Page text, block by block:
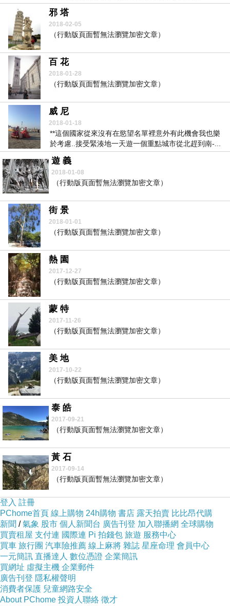
邪 塔
2018-02-05
（行動版頁面暫無法瀏覽加密文章）
百 花
2018-01-28
（行動版頁面暫無法瀏覽加密文章）
威 尼
2018-01-18
**這個國家從來沒有在慾望名單裡意外有此機會我也樂
於考慮..接受緊湊地一天遊一個重點城市從北趕到南-...
遊 義
2018-01-08
（行動版頁面暫無法瀏覽加密文章）
街 景
2018-01-01
（行動版頁面暫無法瀏覽加密文章）
熱 園
2017-12-27
（行動版頁面暫無法瀏覽加密文章）
蒙 特
2017-11-26
（行動版頁面暫無法瀏覽加密文章）
美 地
2017-10-22
（行動版頁面暫無法瀏覽加密文章）
泰 皓
2017-09-21
（行動版頁面暫無法瀏覽加密文章）
黃 石
2017-09-14
（行動版頁面暫無法瀏覽加密文章）
登入 註冊
PChome首頁 線上購物 24h購物 書店 露天拍賣 比比昂代購
新聞 /氣象 股市 個人新聞台 廣告刊登 加入聯播網 全球購物
買賣租屋 支付連 國際連 Pi 拍錢包 旅遊 服務中心
買車 旅行團 汽車險推薦 線上麻將 雜誌 星座命理 會員中心
一元簡訊 直播達人 數位憑證 企業簡訊
買網址 虛擬主機 企業郵件
廣告刊登 隱私權聲明
消費者保護 兒童網路安全
About PChome 投資人聯絡 徵才